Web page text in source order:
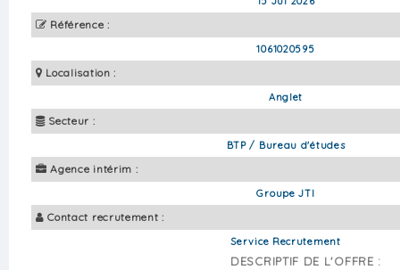
Référence :
1061020595
Localisation :
Anglet
Secteur :
BTP / Bureau d'études
Agence intérim :
Groupe JTI
Contact recrutement :
Service Recrutement
DESCRIPTIF DE L'OFFRE :